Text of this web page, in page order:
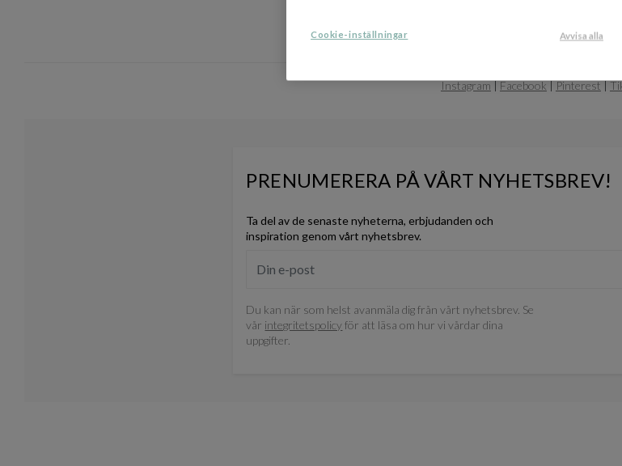
Instagram|Facebook|Pinterest|
PRENUMERERA PÅ VÅRT NYHETSBREV!
Ta del av de senaste nyheterna, erbjudanden och
inspiration genom vårt nyhetsbrev.
Du kan när som helst avanmäla dig från vårt nyhetsbrev. Se
vår integritetspolicyför att läsa om hur vi vårdar dina
uppgifter.
Cookie-inställningar Avvisa alla